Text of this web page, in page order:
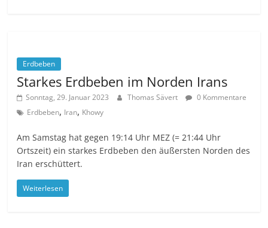
Erdbeben
Starkes Erdbeben im Norden Irans
Sonntag, 29. Januar 2023 Thomas Sävert
0 Kommentare
Erdbeben, Iran, Khowy
Am Samstag hat gegen 19:14 Uhr MEZ (= 21:44 Uhr
Ortszeit) ein starkes Erdbeben den äußersten Norden des
Iran erschüttert.
Weiterlesen